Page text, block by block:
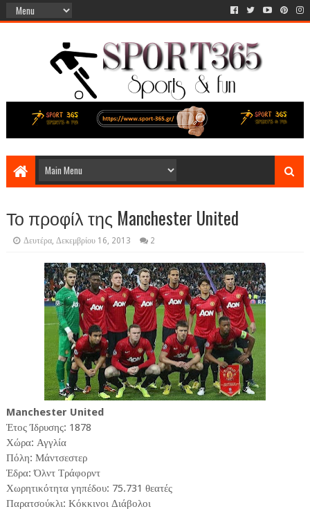
Το προφίλ της Manchester United
Δευτέρα, Δεκεμβρίου 16, 2013 2
Manchester United
Έτος Ίδρυσης: 1878
Χώρα: Αγγλία
Πόλη: Μάντσεστερ
Έδρα: Όλντ Τράφορντ
Χωρητικότητα γηπέδου: 75.731 θεατές
Παρατσούκλι: Κόκκινοι Διάβολοι